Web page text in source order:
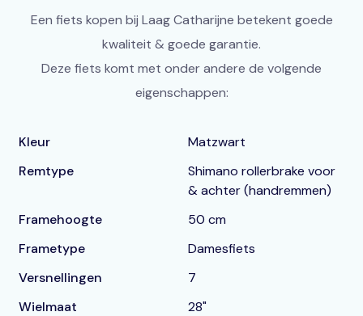
Een fiets kopen bij Laag Catharijne betekent goede
kwaliteit & goede garantie.
Deze fiets komt met onder andere de volgende
eigenschappen:
Kleur
Matzwart
Remtype
Shimano rollerbrake voor
& achter (handremmen)
Framehoogte
50 cm
Frametype
Damesfiets
Versnellingen
7
Wielmaat
28"